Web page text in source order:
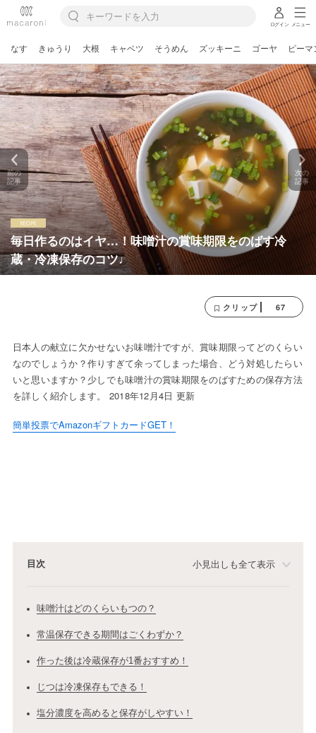
ログイン メニュー
なす きゅうり 大根 キャベツ そうめん ズッキーニ ゴーヤ ピーマ
毎日作るのはイヤ…！味噌汁の賞味期限をのばす冷
蔵・冷凍保存のコツ♩
前の
記事
次の
記事
クリップ 67
日本人の献立に欠かせないお味噌汁ですが、賞味期限ってどのくらい
なのでしょうか？作りすぎて余ってしまった場合、どう対処したらい
いと思いますか？少しでも味噌汁の賞味期限をのばすための保存方法
を詳しく紹介します。 2018年12月4日 更新
簡単投票でAmazonギフトカードGET！
目次 小見出しも全て表示
味噌汁はどのくらいもつの？
常温保存できる期間はごくわずか？
作った後は冷蔵保存が1番おすすめ！
じつは冷凍保存もできる！
塩分濃度を高めると保存がしやすい！